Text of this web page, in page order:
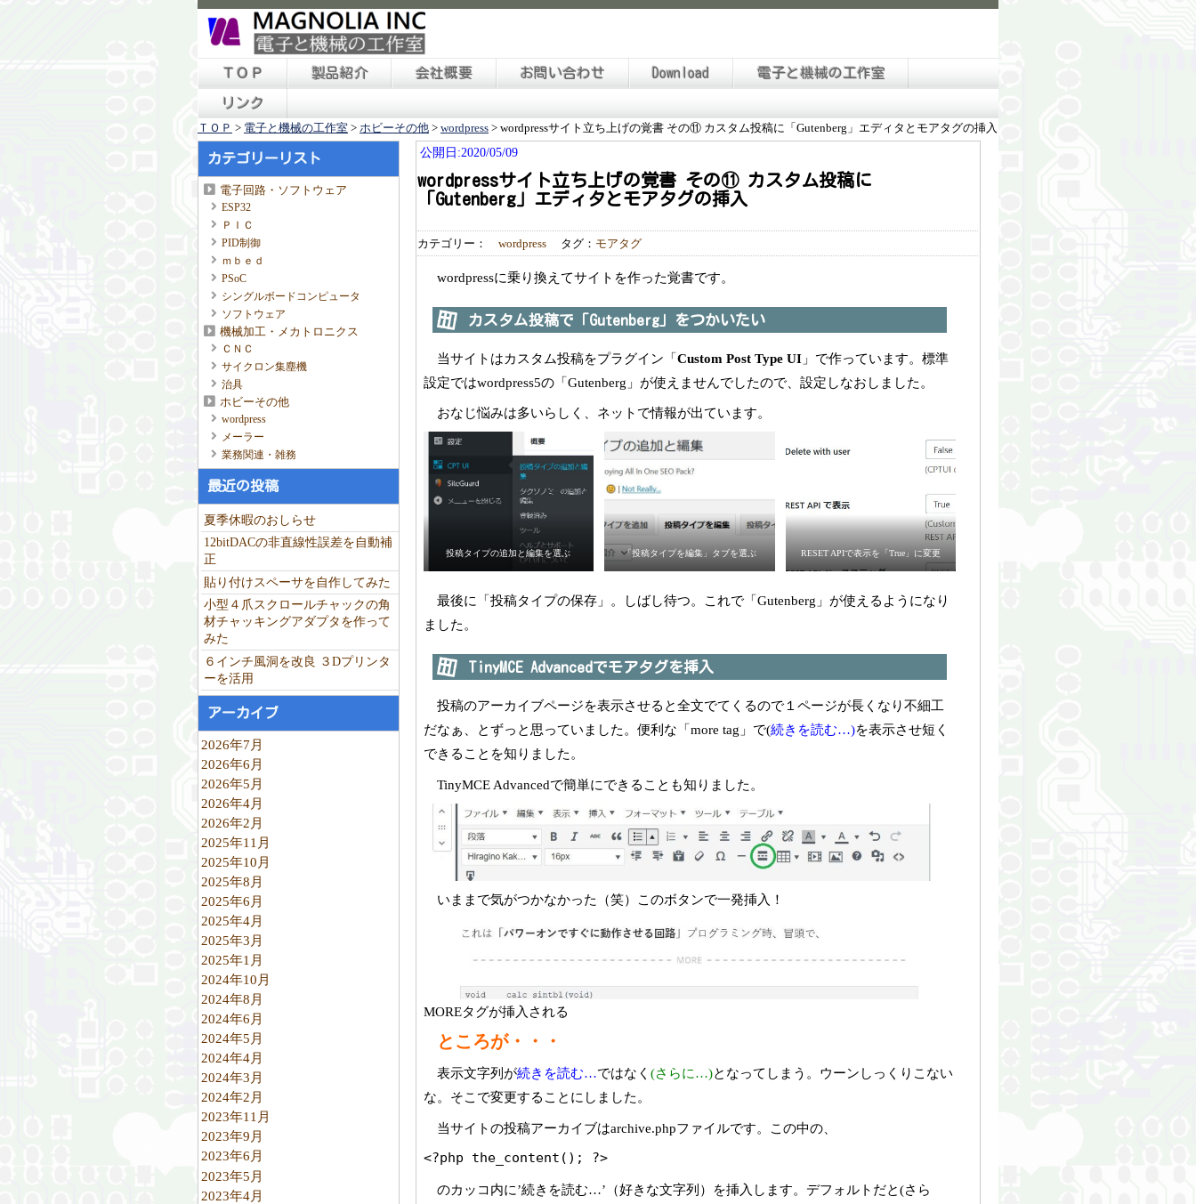
ＴＯＰ 製品紹介 会社概要 お問い合わせ Download 電子と機械の工作室
リンク
ＴＯＰ > 電子と機械の工作室 > ホビーその他 > wordpress > wordpressサイト立ち上げの覚書 その⑪ カスタム投稿に「Gutenberg」エディタとモアタグの挿入
カテゴリーリスト
電子回路・ソフトウェア
ESP32
ＰＩＣ
PID制御
ｍｂｅｄ
PSoC
シングルボードコンピュータ
ソフトウェア
機械加工・メカトロニクス
ＣＮＣ
サイクロン集塵機
治具
ホビーその他
wordpress
メーラー
業務関連・雑務
最近の投稿
夏季休暇のおしらせ
12bitDACの非直線性誤差を自動補
正
貼り付けスペーサを自作してみた
小型４爪スクロールチャックの角
材チャッキングアダプタを作って
みた
６インチ風洞を改良 ３Dプリンタ
ーを活用
アーカイブ
2026年7月
2026年6月
2026年5月
2026年4月
2026年2月
2025年11月
2025年10月
2025年8月
2025年6月
2025年4月
2025年3月
2025年1月
2024年10月
2024年8月
2024年6月
2024年5月
2024年4月
2024年3月
2024年2月
2023年11月
2023年9月
2023年6月
2023年5月
2023年4月
公開日:2020/05/09
wordpressサイト立ち上げの覚書 その⑪ カスタム投稿に
「Gutenberg」エディタとモアタグの挿入
カテゴリー：wordpress タグ： モアタグ
wordpressに乗り換えてサイトを作った覚書です。
カスタム投稿で「Gutenberg」をつかいたい
当サイトはカスタム投稿をプラグイン「Custom Post Type UI 」で作っています。標準
設定ではwordpress5の「Gutenberg」が使えませんでしたので、設定しなおしました。
おなじ悩みは多いらしく、ネットで情報が出ています。
投稿タイプの追加と編集を選ぶ 「投稿タイプを編集」タブを選ぶ RESET APIで表示を「True」に変更
最後に「投稿タイプの保存」。しばし待つ。これで「Gutenberg」が使えるようになり
ました。
TinyMCE Advancedでモアタグを挿入
投稿のアーカイブページを表示させると全文でてくるので１ページが長くなり不細工
だなぁ、とずっと思っていました。便利な「more tag」で(続きを読む…)を表示させ短く
できることを知りました。
TinyMCE Advancedで簡単にできることも知りました。
いままで気がつかなかった（笑）このボタンで一発挿入！
MOREタグが挿入される
ところが・・・
表示文字列が続きを読む…ではなく(さらに…)となってしまう。ウーンしっくりこない
な。そこで変更することにしました。
当サイトの投稿アーカイブはarchive.phpファイルです。この中の、
<?php the_content(); ?>
のカッコ内に’続きを読む…’（好きな文字列）を挿入します。デフォルトだと(さら